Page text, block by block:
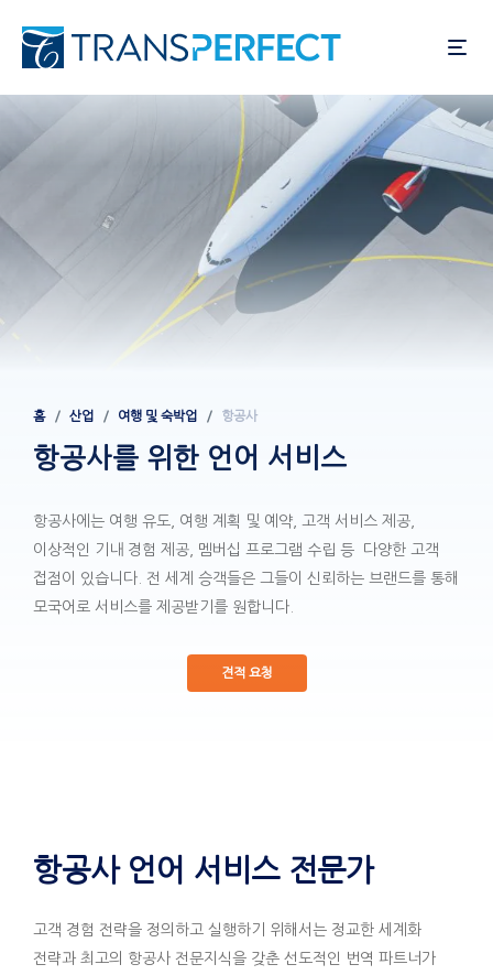
요
텐
건
너
뛰
기
이동
경로
홈 산업 여행 및 숙박업 항공사
항공사를 위한 언어 서비스
항공사에는 여행 유도, 여행 계획 및 예약, 고객 서비스 제공,
이상적인 기내 경험 제공, 멤버십 프로그램 수립 등 다양한 고객
접점이 있습니다. 전 세계 승객들은 그들이 신뢰하는 브랜드를 통해
모국어로 서비스를 제공받기를 원합니다.
견적 요청
항공사 언어 서비스 전문가
고객 경험 전략을 정의하고 실행하기 위해서는 정교한 세계화
전략과 최고의 항공사 전문지식을 갖춘 선도적인 번역 파트너가